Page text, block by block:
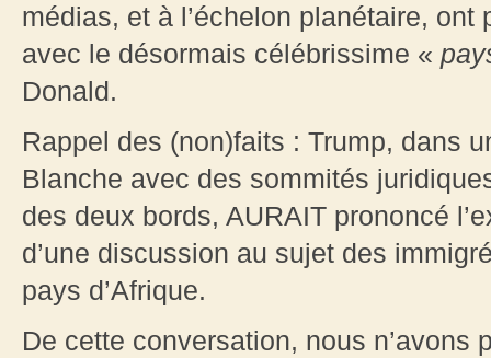
médias, et à l’échelon planétaire,
avec le désormais célébrissime «
Donald.
Rappel des (non)faits : Trump, dans
Blanche avec des sommités
des deux bords, AURAIT prononcé
d’une discussion au sujet des
pays d’Afrique.
De cette conversation, nous n’avons